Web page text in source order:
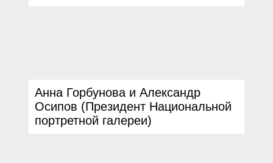
Анна Горбунова и Александр
Осипов (Президент Национальной
портретной галереи)